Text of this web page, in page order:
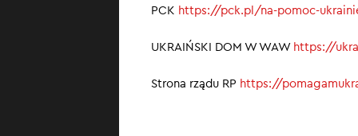
PCK https://pck.pl/na-pomoc-
UKRAIŃSKI DOM W WAW https://
Strona rządu RP https://